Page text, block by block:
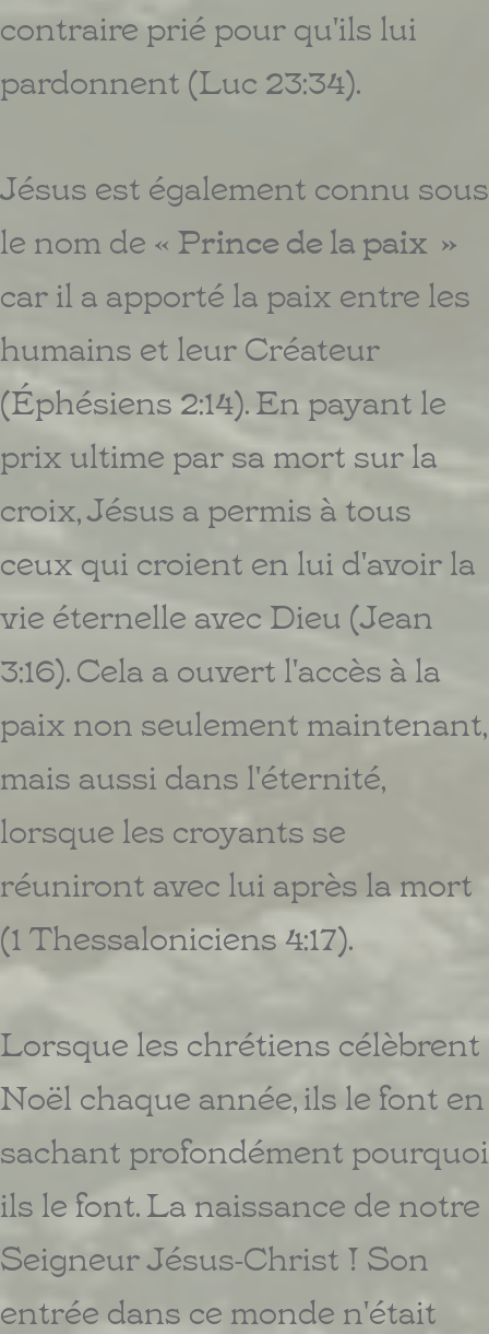
contraire prié pour qu'ils lui
pardonnent (Luc 23:34).
Jésus est également connu sous
le nom de « Prince de la paix »
car il a apporté la paix entre les
humains et leur Créateur
(Éphésiens 2:14). En payant le
prix ultime par sa mort sur la
croix, Jésus a permis à tous
ceux qui croient en lui d'avoir la
vie éternelle avec Dieu (Jean
3:16). Cela a ouvert l'accès à la
paix non seulement maintenant,
mais aussi dans l'éternité,
lorsque les croyants se
réuniront avec lui après la mort
(1 Thessaloniciens 4:17).
Lorsque les chrétiens célèbrent
Noël chaque année, ils le font en
sachant profondément pourquoi
ils le font. La naissance de notre
Seigneur Jésus-Christ ! Son
entrée dans ce monde n'était